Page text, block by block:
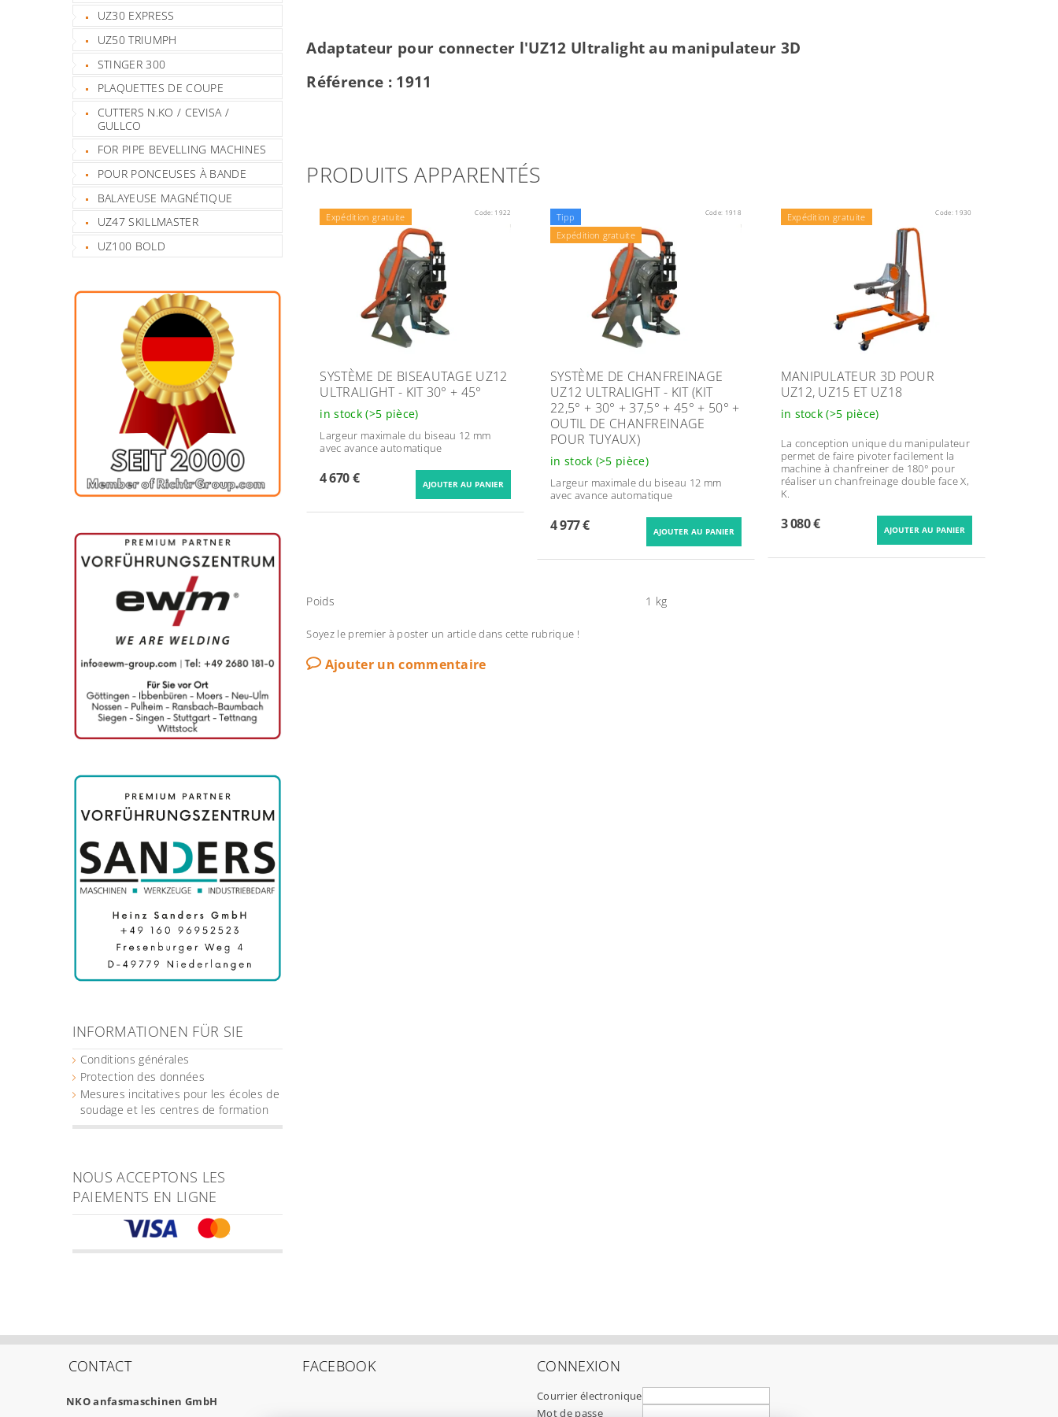
UZ30 EXPRESS
UZ50 TRIUMPH
STINGER 300
PLAQUETTES DE COUPE
CUTTERS N.KO / CEVISA /
GULLCO
FOR PIPE BEVELLING MACHINES
POUR PONCEUSES À BANDE
BALAYEUSE MAGNÉTIQUE
UZ47 SKILLMASTER
UZ100 BOLD
INFORMATIONEN FÜR SIE
Conditions générales
Protection des données
Mesures incitatives pour les écoles de
soudage et les centres de formation
NOUS ACCEPTONS LES
PAIEMENTS EN LIGNE
Adaptateur pour connecter l'UZ12 Ultralight au manipulateur 3D
Référence : 1911
PRODUITS APPARENTÉS
Expédition gratuite Code: 1922
SYSTÈME DE BISEAUTAGE UZ12
ULTRALIGHT - KIT 30° + 45°
in stock(>5 pièce)
Largeur maximale du biseau 12 mm
avec avance automatique
4 670 €
Tipp
Expédition gratuite
Code: 1918
SYSTÈME DE CHANFREINAGE
UZ12 ULTRALIGHT - KIT (KIT
22,5° + 30° + 37,5° + 45° + 50° +
OUTIL DE CHANFREINAGE
POUR TUYAUX)
in stock (>5 pièce)
Largeur maximale du biseau 12 mm
avec avance automatique
4 977 €
Expédition gratuite Code: 1930
MANIPULATEUR 3D POUR
UZ12, UZ15 ET UZ18
in stock(>5 pièce)
La conception unique du manipulateur
permet de faire pivoter facilement la
machine à chanfreiner de 180° pour
réaliser un chanfreinage double face X,
K.
3 080 €
Poids 1 kg
Soyez le premier à poster un article dans cette rubrique !
Ajouter un commentaire
CONTACT
NKO anfasmaschinen GmbH
FACEBOOK CONNEXION
Courrier électronique
Mot de passe